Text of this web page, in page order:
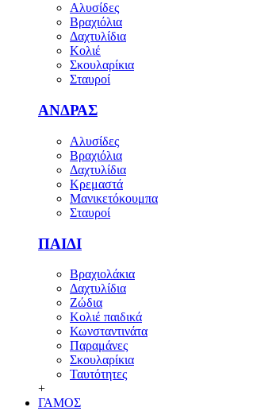
Αλυσίδες
Βραχιόλια
Δαχτυλίδια
Κολιέ
Σκουλαρίκια
Σταυροί
ΑΝΔΡΑΣ
Αλυσίδες
Βραχιόλια
Δαχτυλίδια
Κρεμαστά
Μανικετόκουμπα
Σταυροί
ΠΑΙΔΙ
Βραχιολάκια
Δαχτυλίδια
Ζώδια
Κολιέ παιδικά
Κωνσταντινάτα
Παραμάνες
Σκουλαρίκια
Ταυτότητες
+
ΓΑΜΟΣ